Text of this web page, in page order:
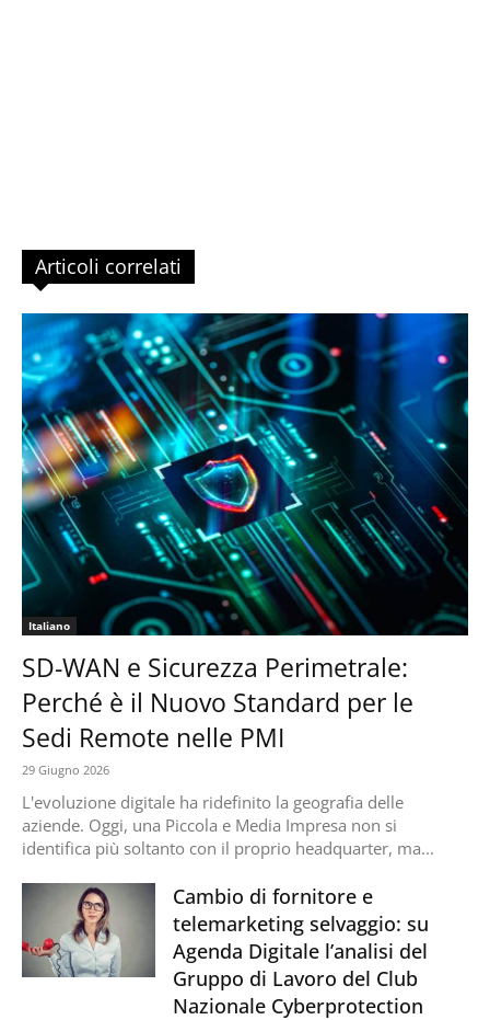
Articoli correlati
Italiano
SD-WAN e Sicurezza Perimetrale:
Perché è il Nuovo Standard per le
Sedi Remote nelle PMI
29 Giugno 2026
L'evoluzione digitale ha ridefinito la geografia delle
aziende. Oggi, una Piccola e Media Impresa non si
identifica più soltanto con il proprio headquarter, ma...
Cambio di fornitore e
telemarketing selvaggio: su
Agenda Digitale l’analisi del
Gruppo di Lavoro del Club
Nazionale Cyberprotection